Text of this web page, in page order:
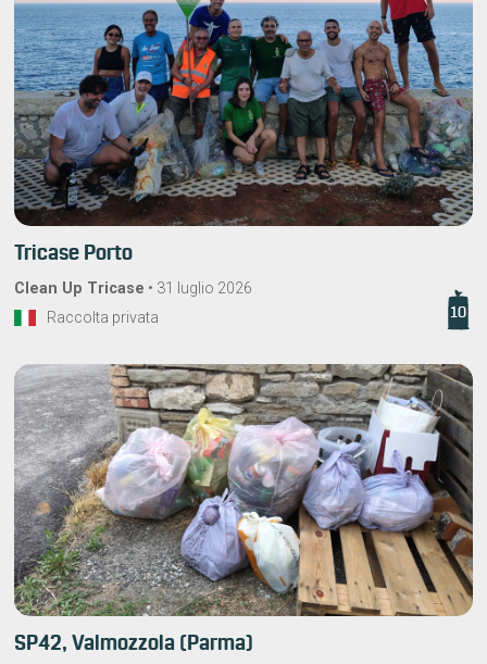
Tricase Porto
Clean Up Tricase • 31 luglio 2026
Raccolta privata
10
SP42, Valmozzola (Parma)